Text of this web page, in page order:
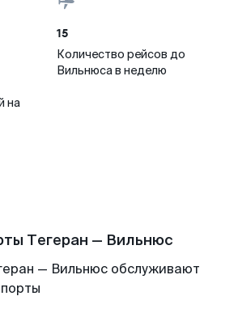
на
15
Количество рейсов до
Вильнюса в неделю
Тегеран — Вильнюс
— Вильнюс обслуживают